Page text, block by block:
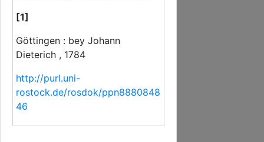
[1]
Göttingen : bey Johann
Dieterich , 1784
http://purl.uni-
rostock.de/rosdok/ppn8880848
46